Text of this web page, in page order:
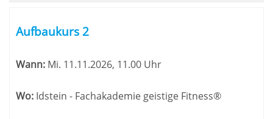
Aufbaukurs 2
Wann: Mi. 11.11.2026, 11.00 Uhr
Wo: Idstein - Fachakademie geistige Fitness®